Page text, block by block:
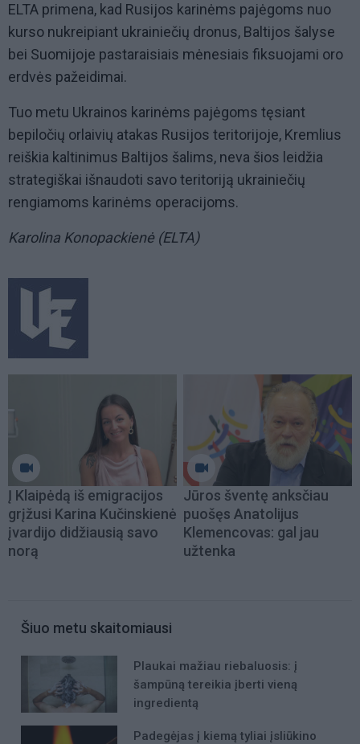
ELTA primena, kad Rusijos karinėms pajėgoms nuo
kurso nukreipiant ukrainiečių dronus, Baltijos šalyse
bei Suomijoje pastaraisiais mėnesiais fiksuojami oro
erdvės pažeidimai.
Tuo metu Ukrainos karinėms pajėgoms tęsiant
bepiločių orlaivių atakas Rusijos teritorijoje, Kremlius
reiškia kaltinimus Baltijos šalims, neva šios leidžia
strategiškai išnaudoti savo teritoriją ukrainiečių
rengiamoms karinėms operacijoms.
Karolina Konopackienė (ELTA)
Į Klaipėdą iš emigracijos
grįžusi Karina Kučinskienė
įvardijo didžiausią savo
norą
Jūros šventę anksčiau
puošęs Anatolijus
Klemencovas: gal jau
užtenka
Šiuo metu skaitomiausi
Plaukai mažiau riebaluosis: į
šampūną tereikia įberti vieną
ingredientą
Padegėjas į kiemą tyliai įsliūkino